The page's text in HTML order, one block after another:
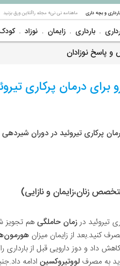
و بچه داری ماهنامه نی نی+ مجله راآنلاین ورق بزنید
بارداری زایمان نوزاد
پاسخ نوزادان
برای درمان پرکاری
پرکاری تیروئید در دوران
زنان،زایمان و نازایی)
تیروئید درزمان حاملگی هم تجویز
کنید.بعد از زایمان میزان
داد و دوز دارویی قبل از
به مصرف لووتیروکسینادامه